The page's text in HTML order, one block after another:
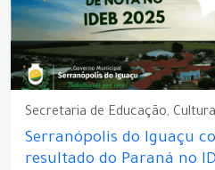
Secretaria de Educação,
Serranópolis do Iguaçu
resultado do Paraná no